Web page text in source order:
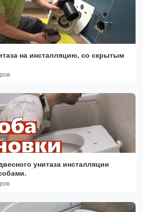
на инсталляцию, со скрытым
унитаза инсталляции